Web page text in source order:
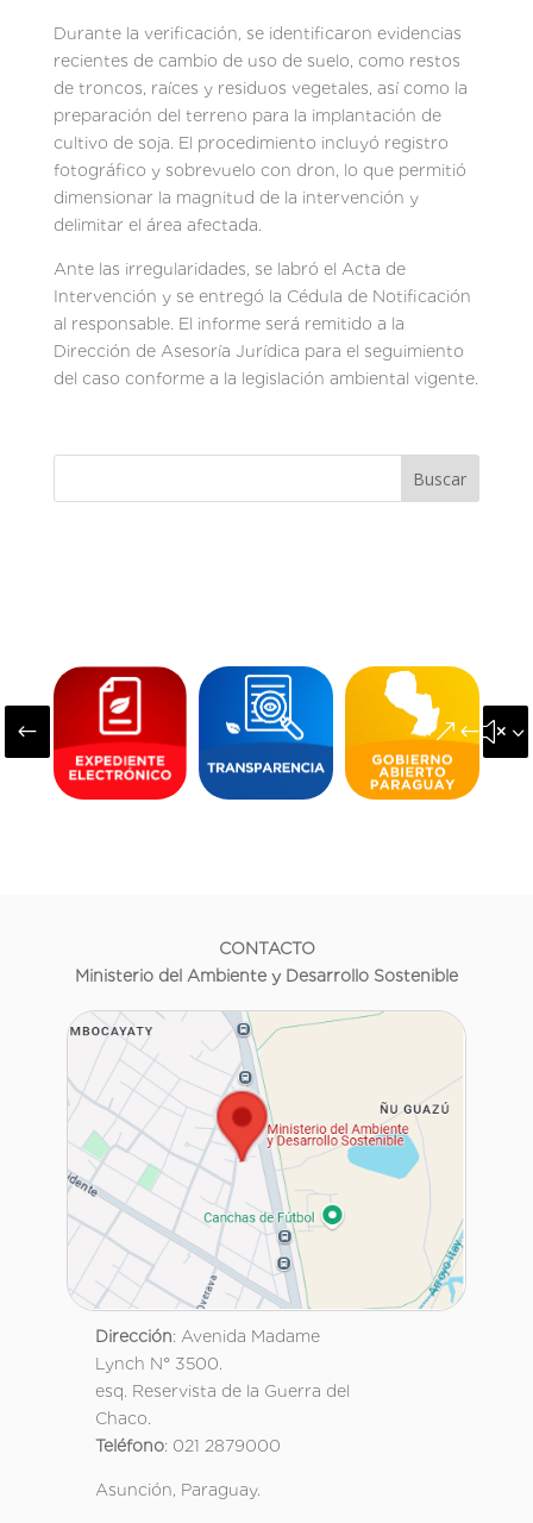
Durante la verificación, se identificaron evidencias
recientes de cambio de uso de suelo, como restos
de troncos, raíces y residuos vegetales, así como la
preparación del terreno para la implantación de
cultivo de soja. El procedimiento incluyó registro
fotográfico y sobrevuelo con dron, lo que permitió
dimensionar la magnitud de la intervención y
delimitar el área afectada.
Ante las irregularidades, se labró el Acta de
Intervención y se entregó la Cédula de Notificación
al responsable. El informe será remitido a la
Dirección de Asesoría Jurídica para el seguimiento
del caso conforme a la legislación ambiental vigente.
Buscar
#
CONTACTO
Ministerio del Ambiente y Desarrollo Sostenible
Dirección: Avenida Madame
Lynch N° 3500.
esq. Reservista de la Guerra del
Chaco.
Teléfono: 021 2879000
Asunción, Paraguay.